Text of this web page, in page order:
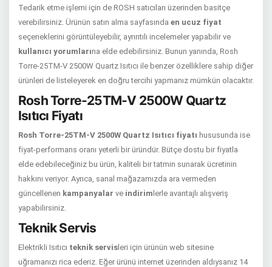
Tedarik etme işlemi için de ROSH satıcıları üzerinden basitçe
verebilirsiniz. Ürünün satın alma sayfasında en ucuz fiyat
seçeneklerini görüntüleyebilir, ayrıntılı incelemeler yapabilir ve
kullanıcı yorumlarına elde edebilirsiniz. Bunun yanında, Rosh
Torre-25TM-V 2500W Quartz Isıtıcı ile benzer özelliklere sahip diğer
ürünleri de listeleyerek en doğru tercihi yapmanız mümkün olacaktır.
Rosh Torre-25TM-V 2500W Quartz
Isıtıcı Fiyatı
Rosh Torre-25TM-V 2500W Quartz Isıtıcı fiyatı hususunda ise
fiyat-performans oranı yeterli bir üründür. Bütçe dostu bir fiyatla
elde edebileceğiniz bu ürün, kaliteli bir tatmin sunarak ücretinin
hakkını veriyor. Ayrıca, sanal mağazamızda ara vermeden
güncellenen kampanyalar ve indirim lerle avantajlı alışveriş
yapabilirsiniz.
Teknik Servis
Elektrikli Isıtıcı teknik servis leri için ürünün web sitesine
uğramanızı rica ederiz. Eğer ürünü internet üzerinden aldıysanız 14